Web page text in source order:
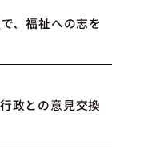
、福祉への志を
政との意見交換